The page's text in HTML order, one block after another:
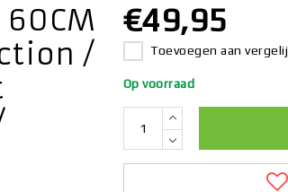
/
€49,95
Toevoegen aan
Op voorraad